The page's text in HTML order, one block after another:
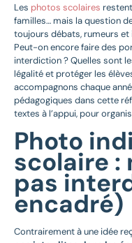
Les photos scolaires
familles… mais la question
toujours débats, rumeurs
Peut-on encore faire des
interdiction ? Quelles sont
légalité et protéger les
accompagnons chaque
pédagogiques dans cette
textes à l’appui, pour
Photo
scolaire :
pas
encadré)
Contrairement à une idée